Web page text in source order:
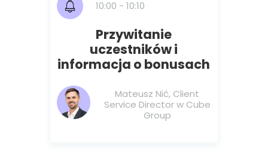
Mateusz Nić, Client
Service Director w Cube
Group
Przywitanie
uczestników i
informacja o bonusach
10:00 - 10:10